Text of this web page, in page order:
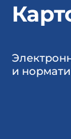
и